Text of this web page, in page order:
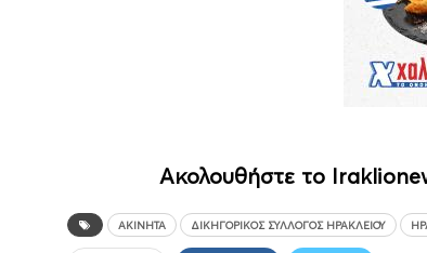
Ακολουθήστε το
ΑΚΊΝΗΤΑ ΔΙΚΗΓΟΡΙΚΌΣ ΣΎΛΛΟΓΟΣ ΗΡΑΚΛΕΊΟΥ